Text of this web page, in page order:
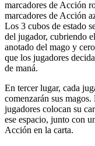
marcadores de Acción
marcadores de Acción
Los 3 cubos de estado
del jugador, cubriendo
anotado del mago y
que los jugadores
de maná.
En tercer lugar, cada
comenzarán sus
jugadores colocan su
ese espacio, junto con
Acción en la carta.